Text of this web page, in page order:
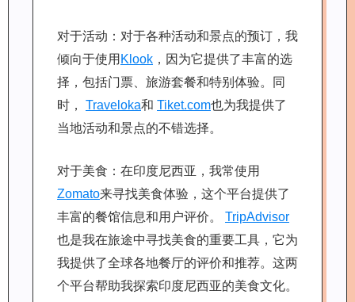
对于活动：对于各种活动和景点的预订，我
倾向于使用 Klook ，因为它提供了丰富的选
择，包括门票、旅游套餐和特别体验。同
时， Traveloka和 Tiket.com也为我提供了
当地活动和景点的不错选择。
对于美食：在印度尼西亚，我常使用
Zomato来寻找美食体验，这个平台提供了
丰富的餐馆信息和用户评价。 TripAdvisor
也是我在旅途中寻找美食的重要工具，它为
我提供了全球各地餐厅的评价和推荐。这两
个平台帮助我探索印度尼西亚的美食文化。